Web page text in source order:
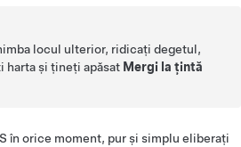
locul ulterior, ridicați degetul,
harta și țineți apăsat Mergi la țintă
în orice moment, pur și simplu eliberați